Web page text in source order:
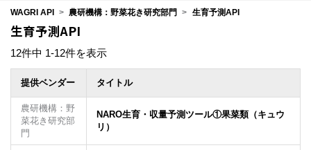
WAGRI API > 農研機構：野菜花き研究部門 > 生育予測API
生育予測API
12件中 1-12件を表示
提供ベンダー タイトル
農研機構：野
菜花き研究部
門
NARO生育・収量予測ツール①果菜類（キュウ
リ）